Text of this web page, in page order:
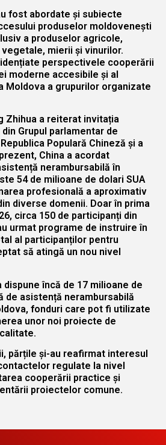
fost abordate și subiecte
produselor moldovenești
a produselor agricole,
mierii și vinurilor.
perspectivele cooperării
moderne accesibile și al
Moldova a grupurilor organizate
Zhihua a reiterat invitația
Grupul parlamentar de
Populară Chineză și a
China a acordat
nerambursabilă în
54 de milioane de dolari SUA
profesională a aproximativ
diverse domenii. Doar în prima
circa 150 de participanți din
urmat programe de instruire în
al participanților pentru
să atingă un nou nivel
dispune încă de 17 milioane de
de asistență nerambursabilă
fonduri care pot fi utilizate
unor noi proiecte de
părțile și-au reafirmat interesul
regulate la nivel
cooperării practice și
proiectelor comune.